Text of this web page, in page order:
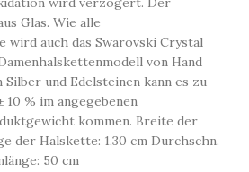
Glas. Wie alle
wird auch das Swarovski Crystal
von Hand
und Edelsteinen kann es zu
% im angegebenen
kommen. Breite der
der Halskette: 1,30 cm Durchschn.
50 cm